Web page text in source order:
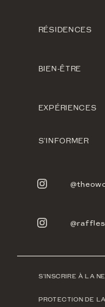
RÉSIDENCES
BIEN-ÊTRE
EXPÉRIENCES
S'INFORMER
S'INSCRIRE À LA
PROTECTION DE